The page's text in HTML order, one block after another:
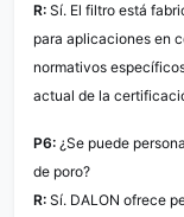
R: Sí. El filtro está
para aplicaciones en
normativos
actual de la
P6: ¿Se puede
de poro?
R: Sí. DALON ofrece